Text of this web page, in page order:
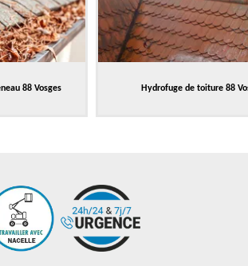
88 Vosges Hydrofuge de toiture 88